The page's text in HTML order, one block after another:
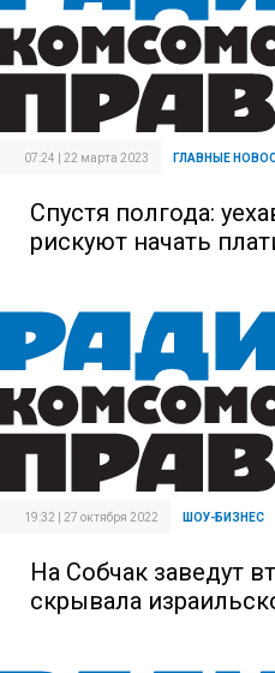
07:24 | 22 марта 2023 ГЛАВНЫЕ
Спустя полгода:
рискуют начать
19:32 | 27 октября 2022 ШОУ-БИЗНЕС
На Собчак заведут
скрывала